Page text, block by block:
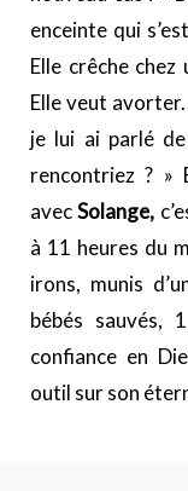
enceinte qui
Elle crêche
Elle veut
je lui ai parlé
rencontriez ? »
avecSolange,
à 11 heures du
irons, munis
bébés sauvés,
confiance en
outil sur son